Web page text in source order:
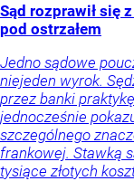
Sąd rozprawił się
pod ostrzałem
Jedno sądowe
niejeden wyrok.
przez banki
jednocześnie
szczególnego
frankowej. Stawką
tysiące złotych